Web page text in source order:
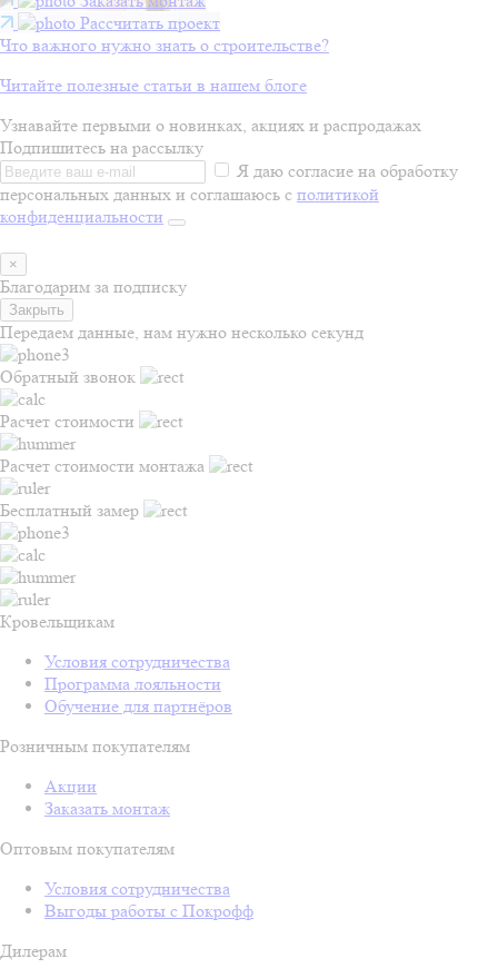
Рассчитать проект
Что важного нужно знать о строительстве?
Читайте полезные статьи в нашем блоге
Узнавайте первыми о новинках, акциях и распродажах
Подпишитесь на рассылку
Я даю согласие на обработку
персональных данных и соглашаюсь с политикой
конфиденциальности
×
Благодарим за подписку
Закрыть
Передаем данные, нам нужно несколько секунд
Обратный звонок
Расчет стоимости
Расчет стоимости монтажа
Бесплатный замер
Кровельщикам
Условия сотрудничества
Программа лояльности
Обучение для партнёров
Розничным покупателям
Акции
Заказать монтаж
Оптовым покупателям
Условия сотрудничества
Выгоды работы с Покрофф
Дилерам